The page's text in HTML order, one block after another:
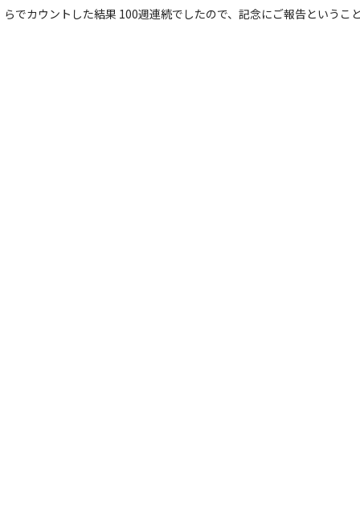
らでカウントした結果 100週連続でしたので、記念にご報告というこ